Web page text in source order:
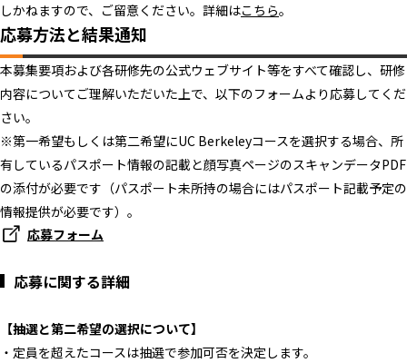
しかねますので、ご留意ください。詳細はこちら。
応募方法と結果通知
本募集要項および各研修先の公式ウェブサイト等をすべて確認し、研修
内容についてご理解いただいた上で、以下のフォームより応募してくだ
さい。
※第一希望もしくは第二希望にUC Berkeleyコースを選択する場合、所
有しているパスポート情報の記載と顔写真ページのスキャンデータPDF
の添付が必要です（パスポート未所持の場合にはパスポート記載予定の
情報提供が必要です）。
応募フォーム
応募に関する詳細
【抽選と第二希望の選択について】
・定員を超えたコースは抽選で参加可否を決定します。